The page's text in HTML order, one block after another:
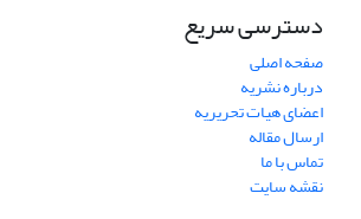
دسترسی سریع
صفحه اصلی
درباره نشریه
اعضای هیات تحریریه
ارسال مقاله
تماس با ما
نقشه سایت